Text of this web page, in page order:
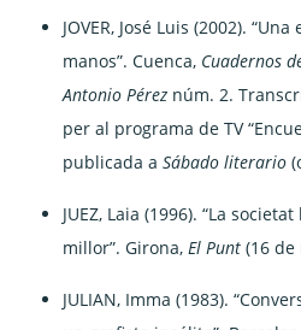
JOVER, José Luis (2002).
manos”. Cuenca, Cuadernos
Antonio Pérez núm. 2.
per al programa de TV
publicada aSábado literario
JUEZ, Laia (1996). “La
millor”. Girona,El Punt (16 de
JULIAN, Imma (1983).